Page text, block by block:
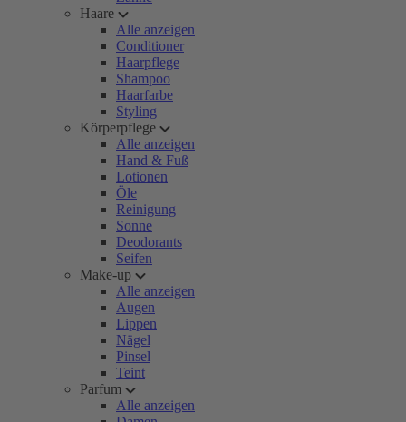
Haare
Alle anzeigen
Conditioner
Haarpflege
Shampoo
Haarfarbe
Styling
Körperpflege
Alle anzeigen
Hand & Fuß
Lotionen
Öle
Reinigung
Sonne
Deodorants
Seifen
Make-up
Alle anzeigen
Augen
Lippen
Nägel
Pinsel
Teint
Parfum
Alle anzeigen